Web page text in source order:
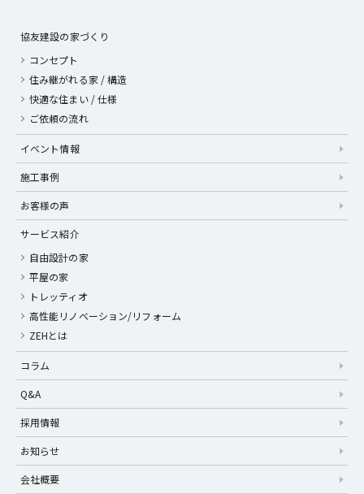
協友建設の家づくり
コンセプト
住み継がれる家 / 構造
快適な住まい / 仕様
ご依頼の流れ
イベント情報
施工事例
お客様の声
サービス紹介
自由設計の家
平屋の家
トレッティオ
高性能リノベーション/リフォーム
ZEHとは
コラム
Q&A
採用情報
お知らせ
会社概要